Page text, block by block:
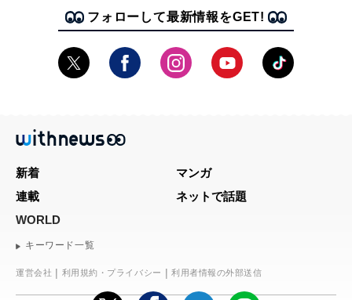
フォローして最新情報をGET!
新着
マンガ
連載
ネットで話題
WORLD
キーワード一覧
運営会社 利用規約・プライバシー 利用者情報の外部送信